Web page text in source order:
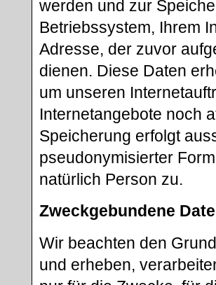
werden und zur
Betriebssystem, Ihrem
Adresse, der zuvor
dienen. Diese Daten
um unseren
Internetangebote noch
Speicherung erfolgt
pseudonymisierter
natürlich Person zu.
Zweckgebundene
Wir beachten den
und erheben,